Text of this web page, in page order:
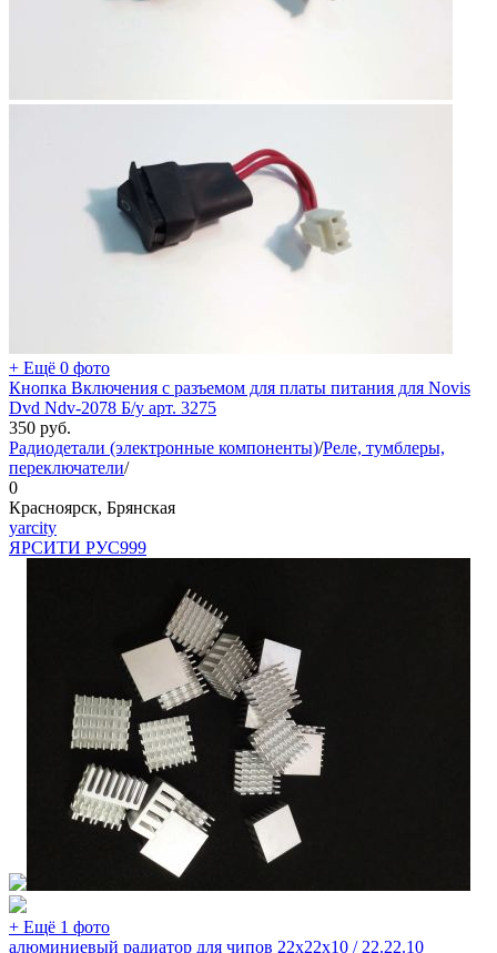
+ Ещё 0 фото
Кнопка Включения с разъемом для платы питания для Novis
Dvd Ndv-2078 Б/у арт. 3275
350 руб.
Радиодетали (электронные компоненты)/Реле, тумблеры,
переключатели/
0
Красноярск, Брянская
yarcity
ЯРСИТИ РУС999
+ Ещё 1 фото
алюминиевый радиатор для чипов 22х22х10 / 22.22.10